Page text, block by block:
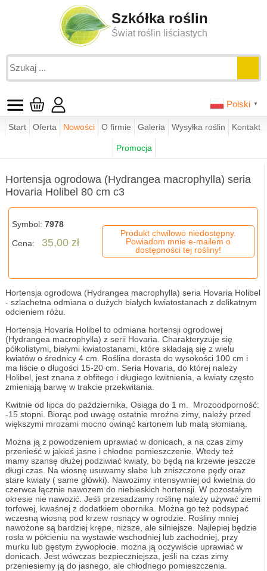
Szkółka roślin
Świat roślin liściastych
Polski ▼
Start Oferta Nowości O firmie Galeria Wysyłka roślin Kontakt
Promocja
Hortensja ogrodowa (Hydrangea macrophylla) seria Hovaria Holibel
Hortensja ogrodowa (Hydrangea macrophylla) seria
Hovaria Holibel 80 cm c3
Symbol: 7978
Cena:
35,00 zł
Produkt chwilowo niedostępny.
Powiadom mnie e-mailem o
dostępności tej rośliny!
Hortensja ogrodowa (Hydrangea macrophylla) seria Hovaria Holibel
- szlachetna odmiana o dużych białych kwiatostanach z delikatnym
odcieniem różu.
Hortensja Hovaria Holibel to odmiana hortensji ogrodowej
(Hydrangea macrophylla) z serii Hovaria. Charakteryzuje się
półkolistymi, białymi kwiatostanami, które składają się z wielu
kwiatów o średnicy 4 cm. Roślina dorasta do wysokości 100 cm i
ma liście o długości 15-20 cm. Seria Hovaria, do której należy
Holibel, jest znana z obfitego i długiego kwitnienia, a kwiaty często
zmieniają barwę w trakcie przekwitania.
Kwitnie od lipca do października. Osiąga do 1 m. Mrozoodporność:
-15 stopni. Biorąc pod uwagę ostatnie mroźne zimy, należy przed
większymi mrozami mocno owinąć kartonem lub matą słomianą.
Można ją z powodzeniem uprawiać w donicach, a na czas zimy
przenieść w jakieś jasne i chłodne pomieszczenie. Wtedy też
mamy szansę dłużej podziwiać kwiaty, bo będą na krzewie jeszcze
długi czas. Na wiosnę usuwamy słabe lub zniszczone pędy oraz
stare kwiaty ( same główki). Nawozimy intensywniej od kwietnia do
czerwca łącznie nawozem do niebieskich hortensji. W pozostałym
okresie nie nawozić. Jeśli przesadzamy roślinę należy używać ziemi
torfowej, kwaśnej z dodatkiem obornika. Można go też podsypać
wczesną wiosną pod krzew rosnący w ogrodzie. Rośliny mniej
nawożone są bardziej krępe, niższe, ale silniejsze. Najlepiej będzie
rosła w półcieniu na wystawie wschodniej lub zachodniej, przy
murku lub gęstym żywopłocie. można ją oczywiście uprawiać w
donicach. Jest wówczas bezpieczniejsza, jeśli na czas zimy
przeniesiemy ją do jasnego, ale chłodnego pomieszczenia.